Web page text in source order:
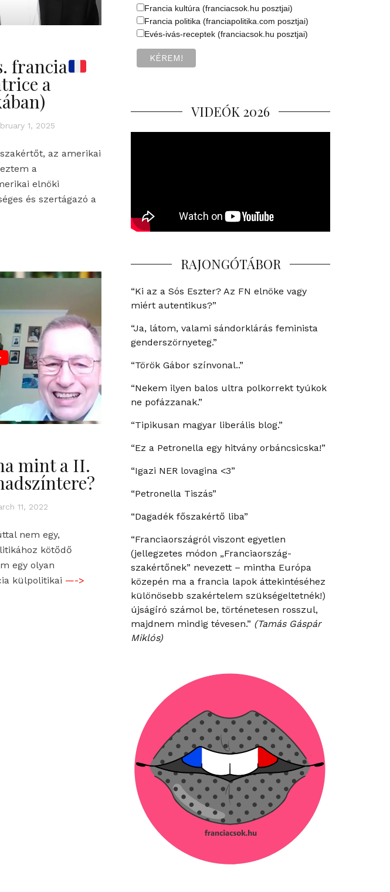
francia
a
1, 2025
az amerikai
a
elnöki
és szertágazó a
mint a II.
11, 2022
nem egy,
kötődő
egy olyan
külpolitikai —->
Francia kultúra (franciacsok.hu posztjai)
Francia politika (franciapolitika.com posztjai)
Evés-ivás-receptek (franciacsok.hu posztjai)
VIDEÓK 2026
RAJONGÓTÁBOR
“Ki az a Sós Eszter? Az FN elnöke vagy
miért autentikus?”
“Ja, látom, valami sándorklárás feminista
genderszörnyeteg.”
“Török Gábor színvonal..”
“Nekem ilyen balos ultra polkorrekt tyúkok
ne pofázzanak.”
“Tipikusan magyar liberális blog.”
“Ez a Petronella egy hitvány orbáncsicska!”
“Igazi NER lovagina <3”
“Petronella Tiszás”
“Dagadék főszakértő liba”
“Franciaországról viszont egyetlen
(jellegzetes módon „Franciaország-
szakértőnek” nevezett – mintha Európa
közepén ma a francia lapok áttekintéséhez
különösebb szakértelem szükségeltetnék!)
újságíró számol be, történetesen rosszul,
majdnem mindig tévesen.” (Tamás Gáspár
Miklós)